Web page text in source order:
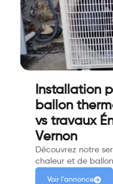
Installation
ballon
vs travaux
Vernon
Découvrez notre
chaleur et de
Voir l'annonce